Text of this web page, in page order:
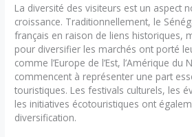
La diversité des visiteurs est un aspect
croissance. Traditionnellement, le
français en raison de liens historiques,
pour diversifier les marchés ont porté
comme l’Europe de l’Est, l’Amérique du
commencent à représenter une part
touristiques. Les festivals culturels, les
les initiatives écotouristiques ont
diversification.